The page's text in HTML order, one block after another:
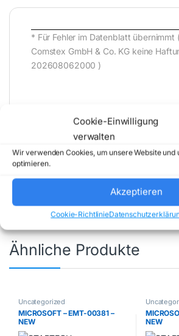
Cookie-Einwilligung
verwalten
Wir verwenden Cookies, um unsere Website und
optimieren.
Akzeptieren
Cookie-Richtlinie
* Für Fehler im Datenblatt übernimmt
Comstex GmbH & Co. KG keine
202608062000 )
Artikelnummer: GRP2603P
Uncategorized
Ähnliche Produkte
Uncategorized
MICROSOFT – EMT-00381 –
NEW
NEW